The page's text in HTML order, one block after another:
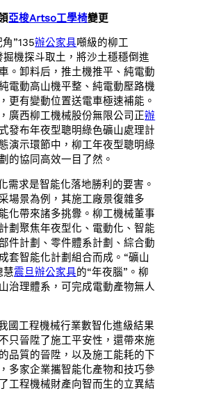
亞梭Artso工學椅變更
”135辦公家具噸級的柳工
掘機探斗取土，將沙土穩穩倒進
。卸料后，推土機推平、純電動
電動高山機平整、純電動壓路機
更有變動位置送電車極速補能。
廣西柳工機械股份無限公司正辦
發布年夜型聰明綠色礦山處理計
演示環節中，柳工年夜型聰明綠
的協同高效一目了然。
需求是智能化落地勝利的要害。
場景為例，其施工廠景復雜多
化帶來諸多挑釁。柳工機械董事
劃聚焦年夜型化、電動化、智能
件計劃、零件體系計劃、綜合動
套智能化計劃組合而成。“礦山
慧震旦辦公家具的“年夜腦”。柳
治理體系，可完成電動產物無人
國工程機械行業數智化進級結果
只晉陞了施工平安性，還帶來施
品質的晉陞，以及施工能耗的下
多家企業攜智能化產物和技巧參
工程機械財產向智而生的立異結